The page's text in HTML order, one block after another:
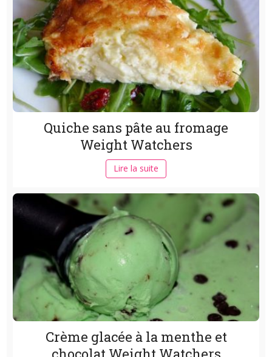
Quiche sans pâte au fromage
Weight Watchers
Lire la suite
Crème glacée à la menthe et
chocolat Weight Watchers